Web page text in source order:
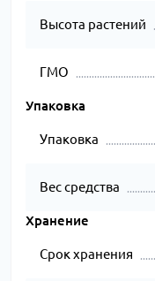
Высота растений
ГМО
Упаковка
Упаковка
Вес средства
Хранение
Срок хранения